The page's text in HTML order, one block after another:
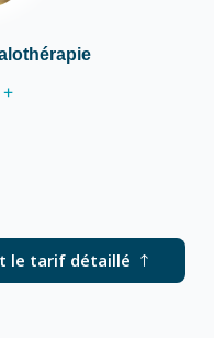
le tarif détaillé